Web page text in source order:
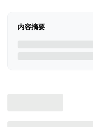
内容摘要